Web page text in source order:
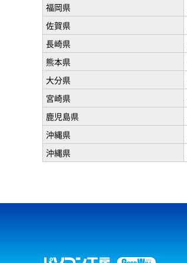
福岡県
佐賀県
長崎県
熊本県
大分県
宮崎県
鹿児島県
沖縄県
沖縄県